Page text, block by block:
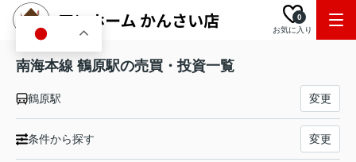
お気に入り
0
南海本線 鶴原駅の売買・投資一覧
鶴原駅 変更
条件から探す 変更